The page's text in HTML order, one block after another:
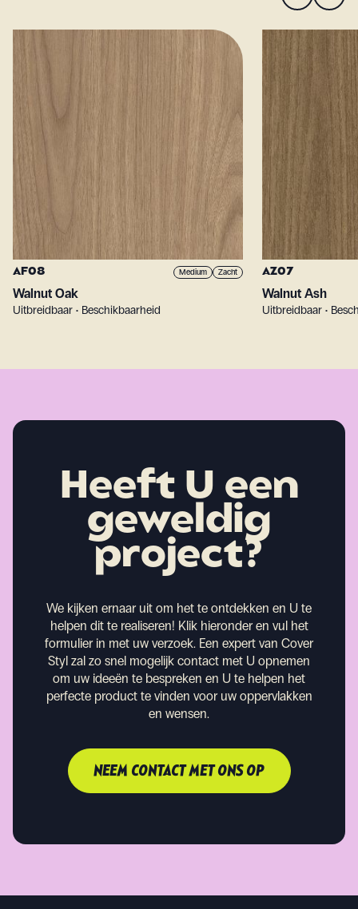
AF08 Medium Zacht
Walnut Oak
Uitbreidbaar • Beschikbaarheid
AZ07
Walnut Ash
Uitbreidbaar •
Heeft U een
geweldig
project?
We kijken ernaar uit om het te ontdekken en U te
helpen dit te realiseren! Klik hieronder en vul het
formulier in met uw verzoek. Een expert van Cover
Styl zal zo snel mogelijk contact met U opnemen
om uw ideeën te bespreken en U te helpen het
perfecte product te vinden voor uw oppervlakken
en wensen.
NEEM CONTACT MET ONS OP